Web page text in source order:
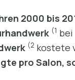
2000 bis
(1 bei
(2 kostete
pro Salon,